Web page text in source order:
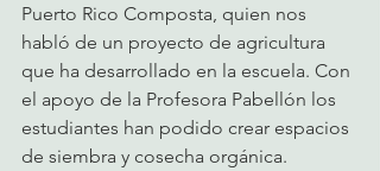
Puerto Rico Composta, quien nos
habló de un proyecto de agricultura
que ha desarrollado en la escuela. Con
el apoyo de la Profesora Pabellón los
estudiantes han podido crear espacios
de siembra y cosecha orgánica.